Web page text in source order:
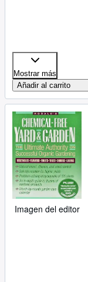
Mostrar más
Añadir al carrito
Imagen del editor